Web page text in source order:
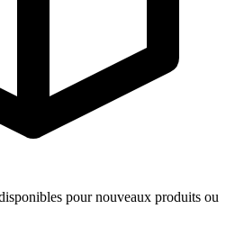
pour nouveaux produits ou